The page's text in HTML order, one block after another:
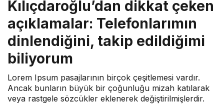
Kılıçdaroğlu’dan dikkat çeken
açıklamalar: Telefonlarımın
dinlendiğini, takip edildiğimi
biliyorum
Lorem Ipsum pasajlarının birçok çeşitlemesi vardır.
Ancak bunların büyük bir çoğunluğu mizah katılarak
veya rastgele sözcükler eklenerek değiştirilmişlerdir.